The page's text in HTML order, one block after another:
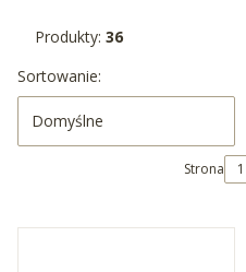
Produkty: 36
Lista produktów
Sortowanie:
Domyślne
Strona